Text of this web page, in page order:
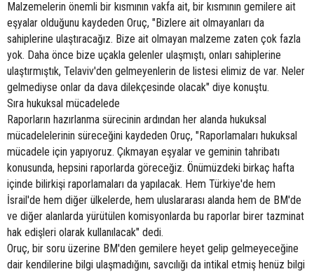
Malzemelerin önemli bir kısmının vakfa ait, bir kısmının gemilere ait
eşyalar olduğunu kaydeden Oruç, "Bizlere ait olmayanları da
sahiplerine ulaştıracağız. Bize ait olmayan malzeme zaten çok fazla
yok. Daha önce bize uçakla gelenler ulaşmıştı, onları sahiplerine
ulaştırmıştık, Telaviv'den gelmeyenlerin de listesi elimiz de var. Neler
gelmediyse onlar da dava dilekçesinde olacak" diye konuştu.
Sıra hukuksal mücadelede
Raporların hazırlanma sürecinin ardından her alanda hukuksal
mücadelelerinin süreceğini kaydeden Oruç, "Raporlamaları hukuksal
mücadele için yapıyoruz. Çıkmayan eşyalar ve geminin tahribatı
konusunda, hepsini raporlarda göreceğiz. Önümüzdeki birkaç hafta
içinde bilirkişi raporlamaları da yapılacak. Hem Türkiye'de hem
İsrail'de hem diğer ülkelerde, hem uluslararası alanda hem de BM'de
ve diğer alanlarda yürütülen komisyonlarda bu raporlar birer tazminat
hak edişleri olarak kullanılacak" dedi.
Oruç, bir soru üzerine BM'den gemilere heyet gelip gelmeyeceğine
dair kendilerine bilgi ulaşmadığını, savcılığı da intikal etmiş henüz bilgi